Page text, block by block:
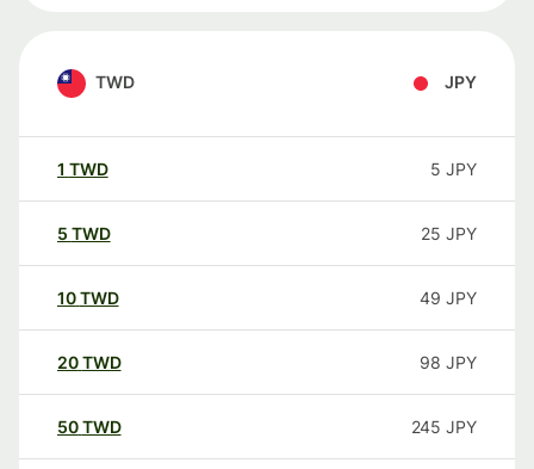
TWD JPY
1 TWD 5 JPY
5 TWD 25 JPY
10TWD 49 JPY
20TWD 98 JPY
50TWD 245 JPY